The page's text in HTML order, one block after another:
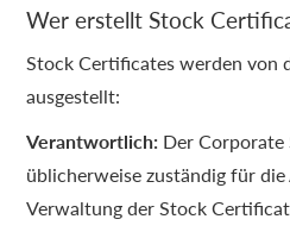
Wer erstellt Stock
Stock Certificates werden von
ausgestellt:
Verantwortlich: Der
üblicherweise zuständig für
Verwaltung der Stock